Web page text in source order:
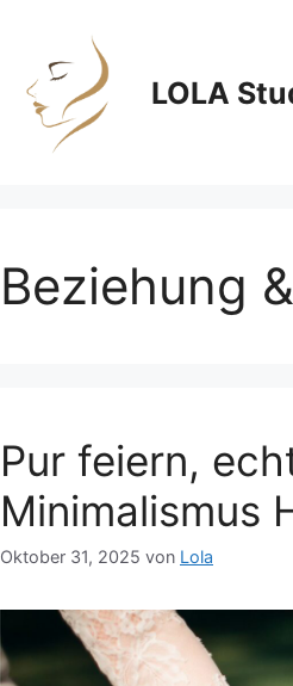
LOLA
Beziehung
Pur feiern,
Minimalismus
Oktober 31, 2025 von Lola